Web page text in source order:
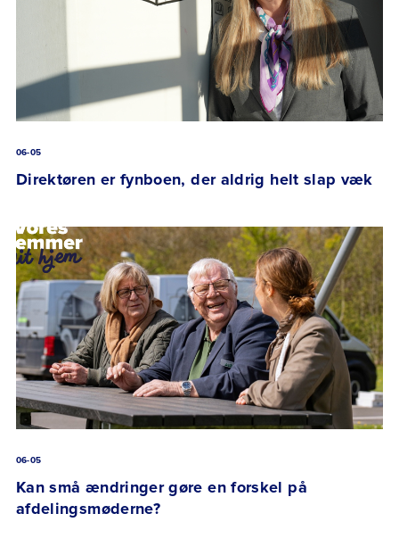
06-05
Direktøren er fynboen, der aldrig helt slap væk
06-05
Kan små ændringer gøre en forskel på
afdelingsmøderne?